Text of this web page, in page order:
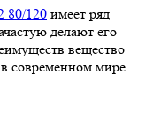
80/120 имеет ряд
делают его
вещество
современном мире.